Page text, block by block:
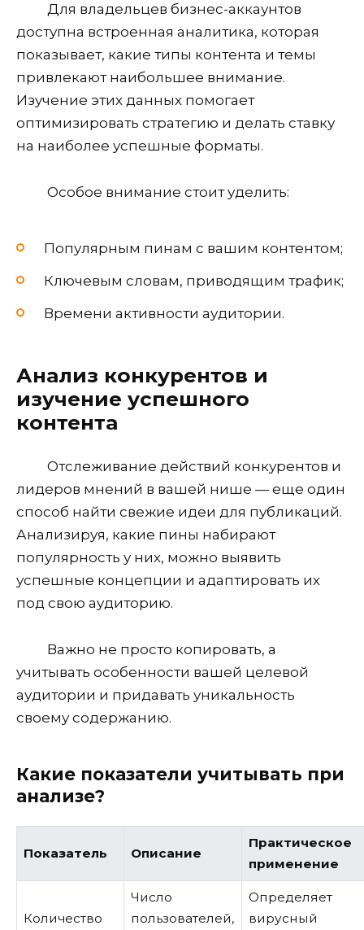
Для владельцев бизнес-аккаунтов
доступна встроенная аналитика, которая
показывает, какие типы контента и темы
привлекают наибольшее внимание.
Изучение этих данных помогает
оптимизировать стратегию и делать ставку
на наиболее успешные форматы.
Особое внимание стоит уделить:
Популярным пинам с вашим контентом;
Ключевым словам, приводящим трафик;
Времени активности аудитории.
Анализ конкурентов и
изучение успешного
контента
Отслеживание действий конкурентов и
лидеров мнений в вашей нише — еще один
способ найти свежие идеи для публикаций.
Анализируя, какие пины набирают
популярность у них, можно выявить
успешные концепции и адаптировать их
под свою аудиторию.
Важно не просто копировать, а
учитывать особенности вашей целевой
аудитории и придавать уникальность
своему содержанию.
Какие показатели учитывать при
анализе?
Показатель Описание
Практическое
применение
Количество
Число
пользователей,
Определяет
вирусный